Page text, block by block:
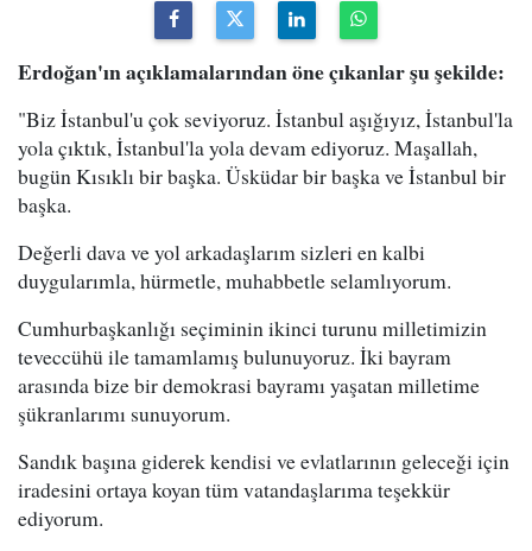
Erdoğan'ın açıklamalarından öne çıkanlar şu şekilde:
"Biz İstanbul'u çok seviyoruz. İstanbul aşığıyız, İstanbul'la
yola çıktık, İstanbul'la yola devam ediyoruz. Maşallah,
bugün Kısıklı bir başka. Üsküdar bir başka ve İstanbul bir
başka.
Değerli dava ve yol arkadaşlarım sizleri en kalbi
duygularımla, hürmetle, muhabbetle selamlıyorum.
Cumhurbaşkanlığı seçiminin ikinci turunu milletimizin
teveccühü ile tamamlamış bulunuyoruz. İki bayram
arasında bize bir demokrasi bayramı yaşatan milletime
şükranlarımı sunuyorum.
Sandık başına giderek kendisi ve evlatlarının geleceği için
iradesini ortaya koyan tüm vatandaşlarıma teşekkür
ediyorum.